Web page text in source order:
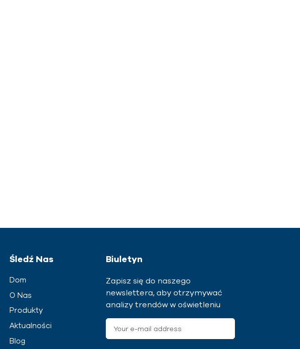
Śledź Nas
Dom
O Nas
Produkty
Aktualności
Blog
Biuletyn
Zapisz się do naszego
newslettera, aby otrzymywać
analizy trendów w oświetleniu